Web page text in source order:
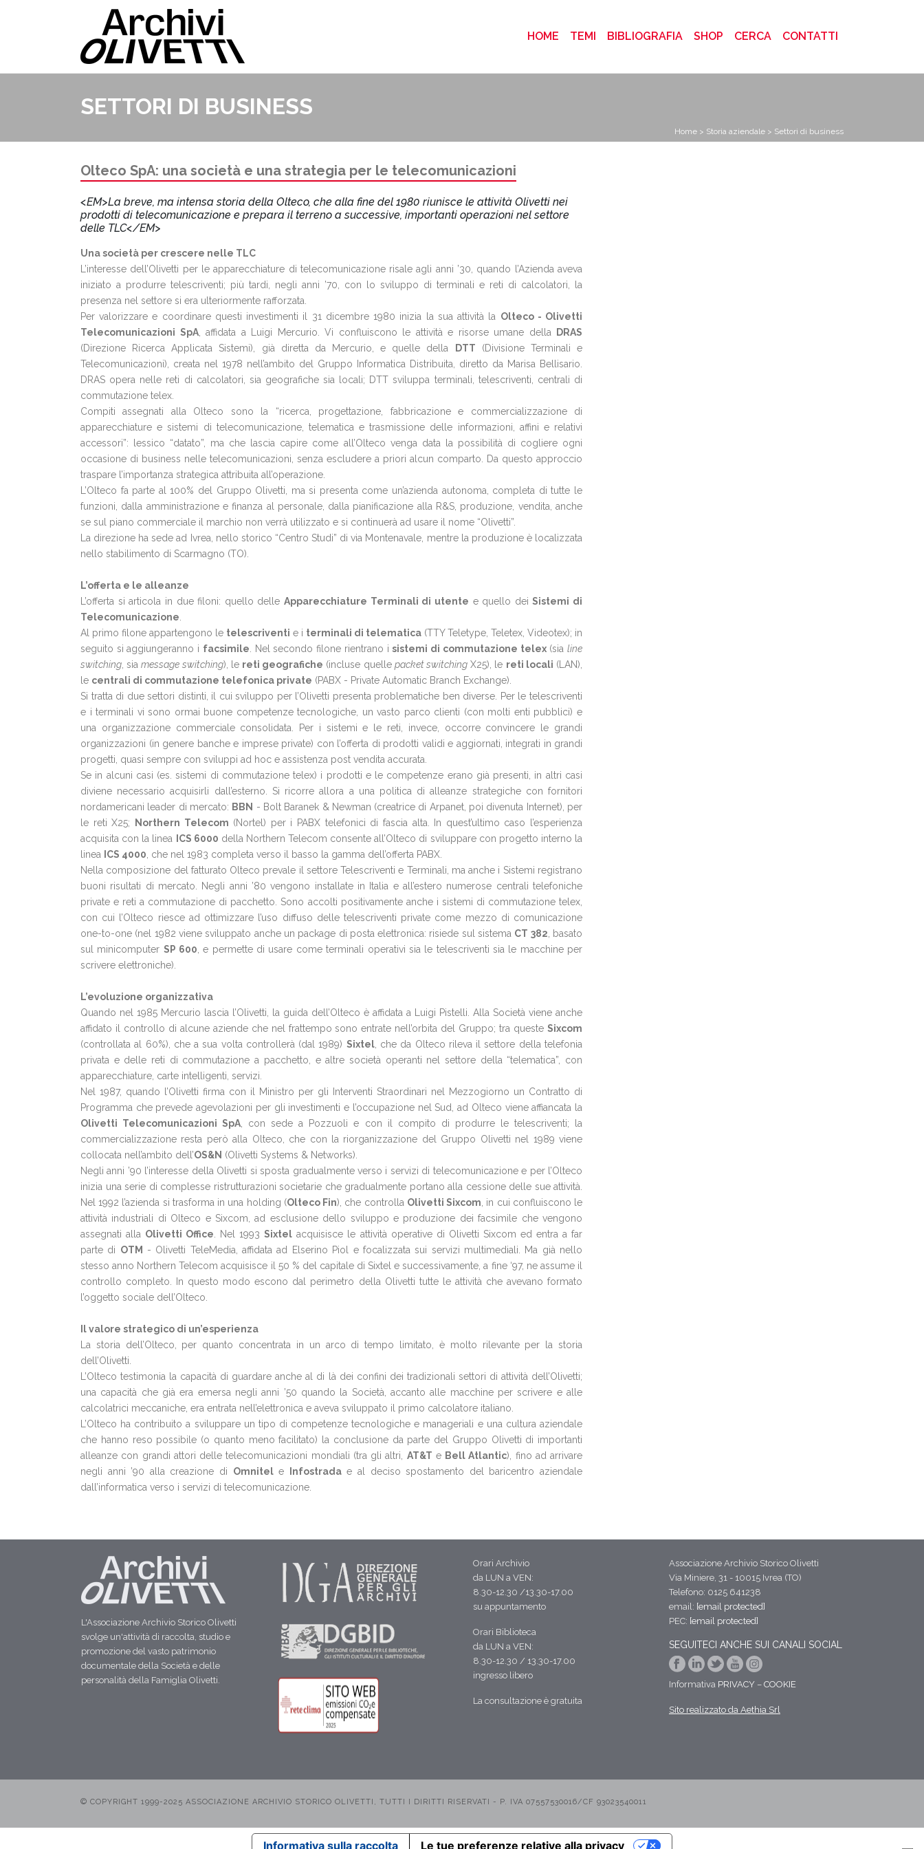
HOME (CURRENT)
TEMI BIBLIOGRAFIA SHOP CERCA CONTATTI
SETTORI DI BUSINESS
Home > Storia aziendale > Settori di business
Olteco SpA: una società e una strategia per le telecomunicazioni
<EM>La breve, ma intensa storia della Olteco, che alla fine del 1980 riunisce le attività Olivetti nei
prodotti di telecomunicazione e prepara il terreno a successive, importanti operazioni nel settore
delle TLC</EM>
Una società per crescere nelle TLC
L’interesse dell’Olivetti per le apparecchiature di telecomunicazione risale agli anni ’30, quando l’Azienda aveva
iniziato a produrre telescriventi; più tardi, negli anni ’70, con lo sviluppo di terminali e reti di calcolatori, la
presenza nel settore si era ulteriormente rafforzata.
Per valorizzare e coordinare questi investimenti il 31 dicembre 1980 inizia la sua attività la Olteco - Olivetti
Telecomunicazioni SpA, affidata a Luigi Mercurio. Vi confluiscono le attività e risorse umane della
DRAS
(Direzione Ricerca Applicata Sistemi), già diretta da Mercurio, e quelle della
DTT (Divisione Terminali e
Telecomunicazioni), creata nel 1978 nell’ambito del Gruppo Informatica Distribuita, diretto da Marisa Bellisario.
DRAS opera nelle reti di calcolatori, sia geografiche sia locali; DTT sviluppa terminali, telescriventi, centrali di
commutazione telex.
Compiti assegnati alla Olteco sono la “ricerca, progettazione, fabbricazione e commercializzazione di
apparecchiature e sistemi di telecomunicazione, telematica e trasmissione delle informazioni, affini e relativi
accessori”: lessico “datato”, ma che lascia capire come all’Olteco venga data la possibilità di cogliere ogni
occasione di business nelle telecomunicazioni, senza escludere a priori alcun comparto. Da questo approccio
traspare l’importanza strategica attribuita all’operazione.
L’Olteco fa parte al 100% del Gruppo Olivetti, ma si presenta come un’azienda autonoma, completa di tutte le
funzioni, dalla amministrazione e finanza al personale, dalla pianificazione alla R&S, produzione, vendita, anche
se sul piano commerciale il marchio non verrà utilizzato e si continuerà ad usare il nome “Olivetti”.
La direzione ha sede ad Ivrea, nello storico “Centro Studi” di via Montenavale, mentre la produzione è localizzata
nello stabilimento di Scarmagno (TO).
L’offerta e le alleanze
L’offerta si articola in due filoni: quello delle Apparecchiature Terminali di utente e quello deiSistemi di
Telecomunicazione
Al primo filone appartengono le telescriventi e i terminali di telematica (TTY Teletype, Teletex, Videotex); in
seguito si aggiungeranno i facsimile . Nel secondo filone rientrano isistemi di commutazione telex(sialine
switching , siamessage switching), le reti geografiche (incluse quelle packet switching X25), le reti locali (LAN),
le centrali di commutazione telefonica private (PABX - Private Automatic Branch Exchange).
Si tratta di due settori distinti, il cui sviluppo per l’Olivetti presenta problematiche ben diverse. Per le telescriventi
e i terminali vi sono ormai buone competenze tecnologiche, un vasto parco clienti (con molti enti pubblici) e
una organizzazione commerciale consolidata. Per i sistemi e le reti, invece, occorre convincere le grandi
organizzazioni (in genere banche e imprese private) con l’offerta di prodotti validi e aggiornati, integrati in grandi
progetti, quasi sempre con sviluppi ad hoc e assistenza post vendita accurata.
Se in alcuni casi (es. sistemi di commutazione telex) i prodotti e le competenze erano già presenti, in altri casi
diviene necessario acquisirli dall’esterno. Si ricorre allora a una politica di alleanze strategiche con fornitori
nordamericani leader di mercato: BBN - Bolt Baranek & Newman (creatrice di Arpanet, poi divenuta Internet), per
le reti X25;
Northern Telecom (Nortel) per i PABX telefonici di fascia alta. In quest’ultimo caso l’esperienza
acquisita con la linea
ICS 6000 della Northern Telecom consente all’Olteco di sviluppare con progetto interno la
linea
ICS 4000 , che nel 1983 completa verso il basso la gamma dell’offerta PABX.
Nella composizione del fatturato Olteco prevale il settore Telescriventi e Terminali, ma anche i Sistemi registrano
buoni risultati di mercato. Negli anni ’80 vengono installate in Italia e all’estero numerose centrali telefoniche
private e reti a commutazione di pacchetto. Sono accolti positivamente anche i sistemi di commutazione telex,
con cui l’Olteco riesce ad ottimizzare l’uso diffuso delle telescriventi private come mezzo di comunicazione
one-to-one (nel 1982 viene sviluppato anche un package di posta elettronica: risiede sul sistema CT 382 , basato
sul minicomputer SP 600 , e permette di usare come terminali operativi sia le telescriventi sia le macchine per
scrivere elettroniche).
L’evoluzione organizzativa
Quando nel 1985 Mercurio lascia l’Olivetti, la guida dell’Olteco è affidata a Luigi Pistelli. Alla Società viene anche
affidato il controllo di alcune aziende che nel frattempo sono entrate nell’orbita del Gruppo; tra queste Sixcom
(controllata al 60%), che a sua volta controllerà (dal 1989) Sixtel, che da Olteco rileva il settore della telefonia
privata e delle reti di commutazione a pacchetto, e altre società operanti nel settore della “telematica”, con
apparecchiature, carte intelligenti, servizi.
Nel 1987, quando l’Olivetti firma con il Ministro per gli Interventi Straordinari nel Mezzogiorno un Contratto di
Programma che prevede agevolazioni per gli investimenti e l’occupazione nel Sud, ad Olteco viene affiancata la
Olivetti Telecomunicazioni SpA , con sede a Pozzuoli e con il compito di produrre le telescriventi; la
commercializzazione resta però alla Olteco, che con la riorganizzazione del Gruppo Olivetti nel 1989 viene
collocata nell’ambito dell’OS&N (Olivetti Systems & Networks).
Negli anni ’90 l’interesse della Olivetti si sposta gradualmente verso i servizi di telecomunicazione e per l’Olteco
inizia una serie di complesse ristrutturazioni societarie che gradualmente portano alla cessione delle sue attività.
Nel 1992 l’azienda si trasforma in una holding (Olteco Fin), che controlla Olivetti Sixcom , in cui confluiscono le
attività industriali di Olteco e Sixcom, ad esclusione dello sviluppo e produzione dei facsimile che vengono
assegnati alla Olivetti Office . Nel 1993Sixtel acquisisce le attività operative di Olivetti Sixcom ed entra a far
parte di OTM
- Olivetti TeleMedia, affidata ad Elserino Piol e focalizzata sui servizi multimediali. Ma già nello
stesso anno Northern Telecom acquisisce il 50 % del capitale di Sixtel e successivamente, a fine ‘97, ne assume il
controllo completo. In questo modo escono dal perimetro della Olivetti tutte le attività che avevano formato
l’oggetto sociale dell’Olteco.
Il valore strategico di un’esperienza
La storia dell’Olteco, per quanto concentrata in un arco di tempo limitato, è molto rilevante per la storia
dell’Olivetti.
L’Olteco testimonia la capacità di guardare anche al di là dei confini dei tradizionali settori di attività dell’Olivetti;
una capacità che già era emersa negli anni ’50 quando la Società, accanto alle macchine per scrivere e alle
calcolatrici meccaniche, era entrata nell’elettronica e aveva sviluppato il primo calcolatore italiano.
L’Olteco ha contribuito a sviluppare un tipo di competenze tecnologiche e manageriali e una cultura aziendale
che hanno reso possibile (o quanto meno facilitato) la conclusione da parte del Gruppo Olivetti di importanti
alleanze con grandi attori delle telecomunicazioni mondiali (tra gli altri, AT&T e Bell Atlantic), fino ad arrivare
negli anni ’90 alla creazione di Omnitele Infostradae al deciso spostamento del baricentro aziendale
dall’informatica verso i servizi di telecomunicazione.
L'Associazione Archivio Storico Olivetti
svolge un'attività di raccolta, studio e
promozione del vasto patrimonio
documentale della Società e delle
personalità della Famiglia Olivetti.
Orari Archivio
da LUN a VEN:
8.30-12.30 /13.30-17.00
su appuntamento
Orari Biblioteca
da LUN a VEN:
8.30-12.30 / 13.30-17.00
ingresso libero
La consultazione è gratuita
Associazione Archivio Storico Olivetti
Via Miniere, 31 - 10015 Ivrea (TO)
Telefono: 0125 641238
email: [email protected]
PEC: [email protected]
SEGUITECI ANCHE SUI CANALI SOCIAL
Informativa PRIVACY – COOKIE
Sito realizzato da Aethia Srl
© COPYRIGHT 1999-2025 ASSOCIAZIONE ARCHIVIO STORICO OLIVETTI, TUTTI I DIRITTI RISERVATI - P. IVA 07557530016/CF 93023540011
Informativa sulla raccolta Le tue preferenze relative alla privacy